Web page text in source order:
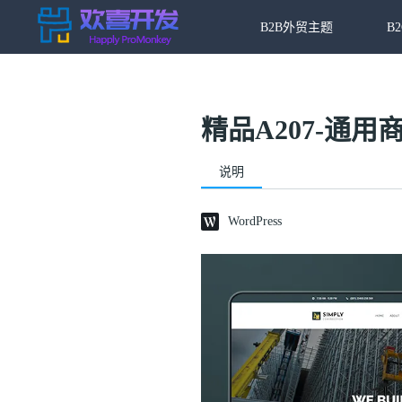
B2B外贸主题
精品A207-通用
说明
WordPress